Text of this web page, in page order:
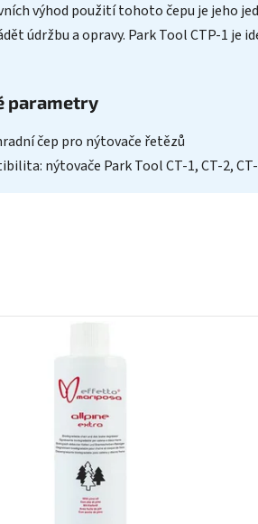
výhod použití tohoto čepu je jeho
údržbu a opravy. Park Tool CTP-1
parametry
čep pro nýtovače řetězů
nýtovače Park Tool CT-1, CT-2,